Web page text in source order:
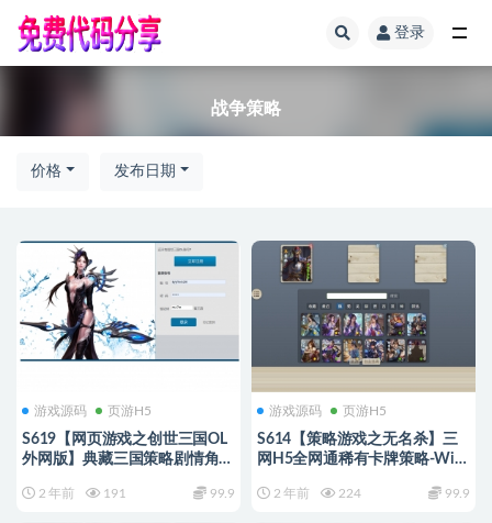
登录
战争策略
价格 发布日期
游戏源码 页游H5
S619【网页游戏之创世三国OL
外网版】典藏三国策略剧情角色
设教程-GM总运营后台-GM网页
2 年前 191 99.9
游戏源码 页游H5
S614【策略游戏之无名杀】三
网H5全网通稀有卡牌策略-Win
2 年前 224 99.9